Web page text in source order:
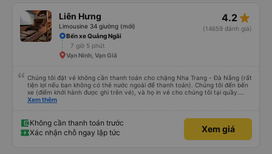
Liên Hưng
Limousine 34 giường (mới)
4.2 star_rate
(14659 đánh giá)
Bến xe Quảng Ngãi
7 giờ 5 phút
Vạn Ninh, Vạn Giã
Chúng tôi đặt vé không cần thanh toán cho chặng Nha Trang - Đà Nẵng (rất
tiện lợi nếu bạn không có thẻ nước ngoài để thanh toán). Chúng tôi đến bến
xe (điểm khởi hành được ghi trên vé), và họ in vé cho chúng tôi tại quầy.
Chúng tôi cũng quyết định mua vé chiều về trực tiếp tại quầy, vì giá vé trên
ấm hoặc áo khoác mỏng, vì thỉnh thoảng trời khá lạnh, và chăn mền thì hơi
cũ, nhưng vẫn có sẵn. Cổng USB để sạc điện thoại hoạt động tốt, và có giấy
vệ sinh. Mọi thứ khá sạch sẽ. Chúng tôi trở về từ Đà Nẵng (bến xe Đà Nẵng,
Xem thêm
Không cần thanh toán trước
Xác nhận chỗ ngay lập tức
Xem giá